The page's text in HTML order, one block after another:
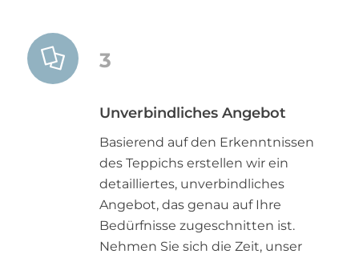
3
Unverbindliches Angebot
Basierend auf den Erkenntnissen
des Teppichs erstellen wir ein
detailliertes, unverbindliches
Angebot, das genau auf Ihre
Bedürfnisse zugeschnitten ist.
Nehmen Sie sich die Zeit, unser